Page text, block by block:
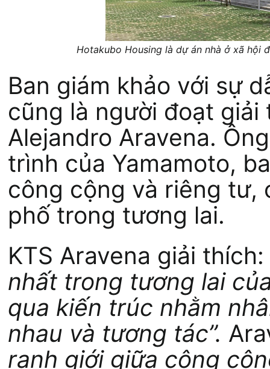
Hotakubo Housing là dự án nhà ở xã hội
Ban giám khảo với sự
cũng là người đoạt
Alejandro Aravena.
trình của Yamamoto,
công cộng và riêng tư,
phố trong tương lai.
KTS Aravena giải thích:
nhất trong tương lai
qua kiến trúc nhằm
nhau và tương tác”.
ranh giới giữa công